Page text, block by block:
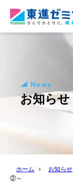
News
お知らせ
ホーム › お知らせ
②～